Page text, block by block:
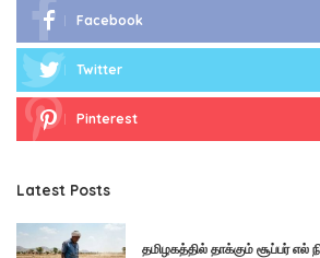
Facebook
Twitter
Pinterest
Latest Posts
தமிழகத்தில் தாக்கும் சூப்பர் எல்